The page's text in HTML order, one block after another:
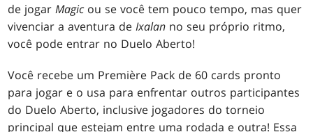
de jogarMagic ou se você tem pouco tempo, mas quer
vivenciar a aventura deIxalan no seu próprio ritmo,
você pode entrar no Duelo Aberto!
Você recebe um Première Pack de 60 cards pronto
para jogar e o usa para enfrentar outros participantes
do Duelo Aberto, inclusive jogadores do torneio
principal que estejam entre uma rodada e outra! Essa